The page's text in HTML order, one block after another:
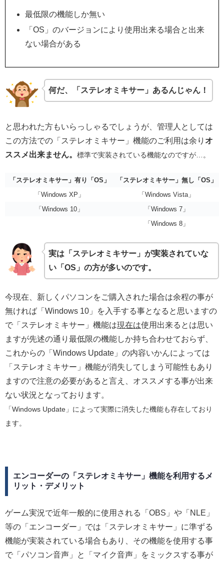
最低限の機能しか無い
「OS」のバージョンにより使用出来る場合と出来
ない場合がある
何だ、「ステレオミキサー」あるんじゃん！
と思われた方もいらっしゃるでしょうが、管理人としては
この方法での「ステレオミキサー」機能のご利用は余り オ
ススメ出来ません。 標準で実装されている機能なのですが…。
「ステレオミキサー」有り「OS」
「ステレオミキサー」無し「OS」
「Windows XP」
「Windows Vista」
「Windows 10」
「Windows 7」
「Windows 8」
実は「ステレオミキサー」が実装されていな
い「OS」の方が多いのです。
今現在、新しくパソコンをご購入された場合は余程の事が
無ければ「Windows 10」を入手する事となると思いますの
で「ステレオミキサー」機能は現在は使用出来るとは思い
ますが先述の通り最低限の機能しか持ち合わせておらず、
これからの「Windows Update」の内容いかんによっては
「ステレオミキサー」機能が消失してしまう可能性もあり
ますので注意の必要があると言え、オススメする事が出来
ない状況となっております。
「Windows Update」によって実際に消失した機能も存在しており
ます。
エンコーダーの「ステレオミキサー」機能を利用するメ
リット・デメリット
ゲーム実況で近年一般的に使用される「OBS」や「NLE」
等の「エンコーダー」では「ステレオミキサー」に準ずる
機能が実装されている場合もあり、その機能を使用する事
で「パソコン音声」と「マイク音声」をミックスする事が